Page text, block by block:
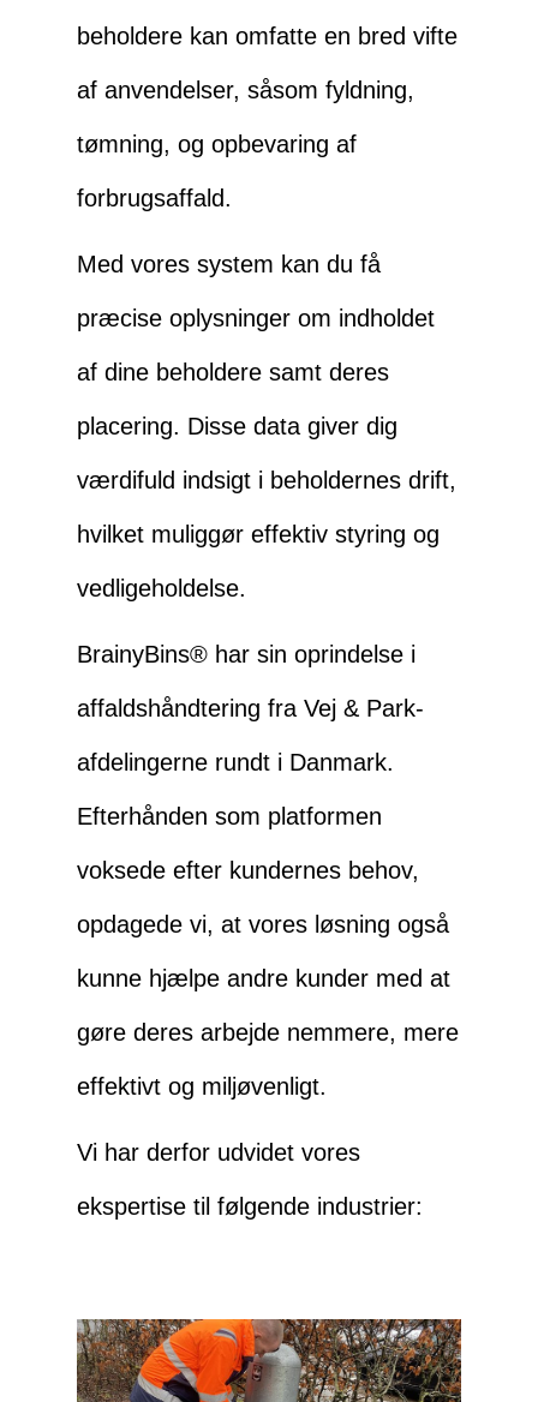
beholdere kan omfatte en bred vifte
af anvendelser, såsom fyldning,
tømning, og opbevaring af
forbrugsaffald.
Med vores system kan du få
præcise oplysninger om indholdet
af dine beholdere samt deres
placering. Disse data giver dig
værdifuld indsigt i beholdernes drift,
hvilket muliggør effektiv styring og
vedligeholdelse.
BrainyBins® har sin oprindelse i
affaldshåndtering fra Vej & Park-
afdelingerne rundt i Danmark.
Efterhånden som platformen
voksede efter kundernes behov,
opdagede vi, at vores løsning også
kunne hjælpe andre kunder med at
gøre deres arbejde nemmere, mere
effektivt og miljøvenligt.
Vi har derfor udvidet vores
ekspertise til følgende industrier: